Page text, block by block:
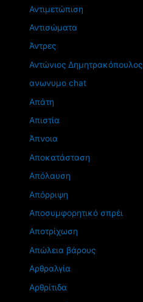
Αντιμετώπιση
Αντισώματα
Άντρες
Αντώνιος Δημητρακόπουλος
ανωνυμο chat
Απάτη
Απιστία
Άπνοια
Αποκατάσταση
Απόλαυση
Απόρριψη
Αποσυμφορητικό σπρέι
Αποτρίχωση
Απώλεια βάρους
Αρθραλγία
Αρθρίτιδα